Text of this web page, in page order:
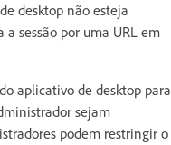
desktop não esteja
sessão por uma URL em
aplicativo de desktop para
sejam
podem restringir o